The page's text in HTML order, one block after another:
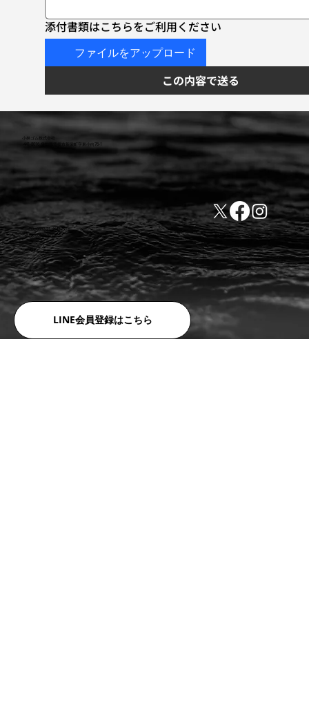
添付書類はこちらをご利用ください
ファイルをアップロード
この内容で送る
LINE会員登録はこちら
小林ゴム株式会社
441-8016 愛知県豊橋市新栄町字東小向76-1
TEL:0532-31-4646
FAX:0532-32-6810
​会社概要
​利用規約